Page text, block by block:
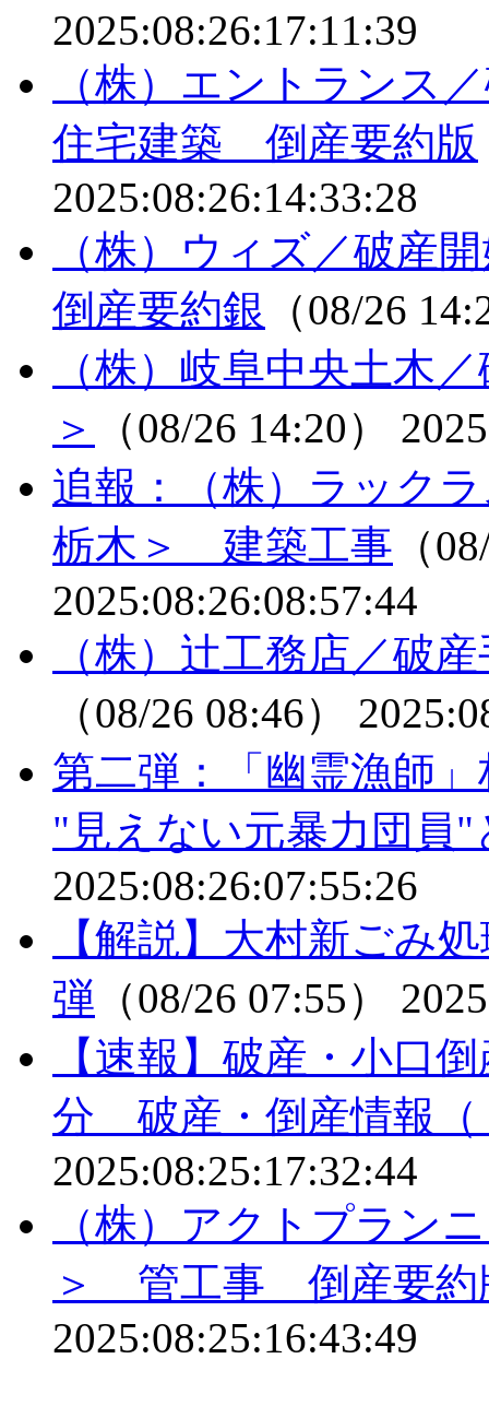
2025:08:26:17:11:39
（株）エントラン
住宅建築 倒産要約版
2025:08:26:14:33:28
（株）ウィズ／破
倒産要約銀 （08/26
（株）岐阜中央土木
＞
（08/26 14:20）
追報：（株）ラック
栃木＞ 建築工事 （
2025:08:26:08:57:44
（株）辻工務店／破
（08/26 08:46）
第二弾：「幽霊漁師
"見えない元暴力団員"
2025:08:26:07:55:26
【解説】大村新ごみ
弾 （08/26 07:55）
【速報】破産・小口
分 破産・倒産情報（
2025:08:25:17:32:44
（株）アクトプラン
＞ 管工事 倒産要約
2025:08:25:16:43:49